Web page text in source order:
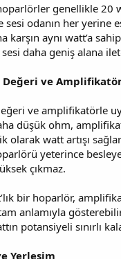
genellikle 20
sesi odanın her yerine
karşın aynı watt’a
daha geniş alana
ve
ve amplifikatörle
düşük ohm,
olarak watt artışı
yeterince
çıkmaz.
bir hoparlör,
tam anlamıyla
potansiyeli sınırlı
Yerleşim